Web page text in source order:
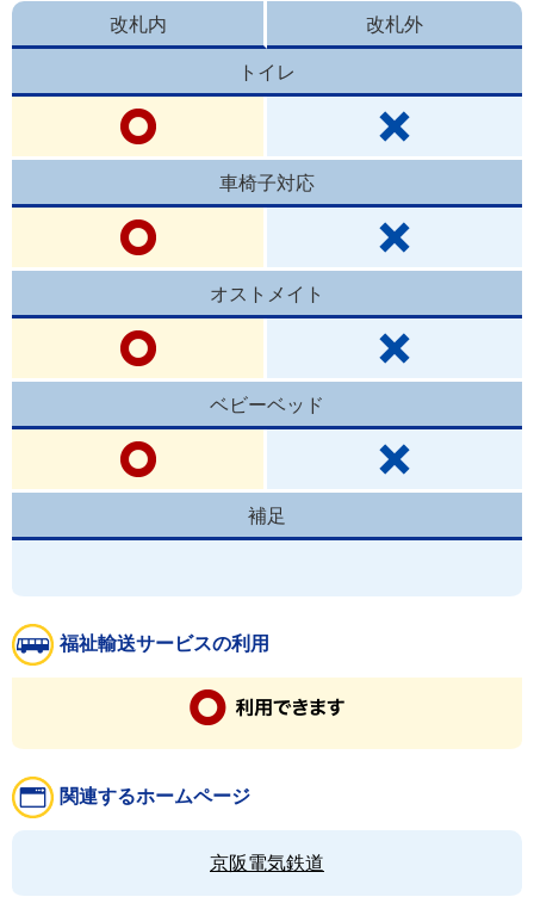
改札内 改札外
トイレ
車椅子対応
オストメイト
ベビーベッド
補足
福祉輸送サービスの利用
関連するホームページ
京阪電気鉄道